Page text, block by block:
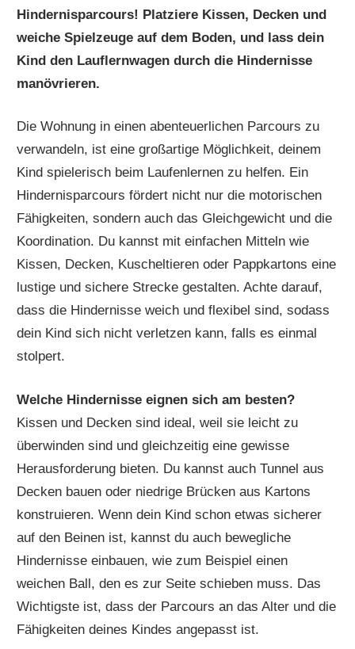
Hindernisparcours! Platziere Kissen, Decken und
weiche Spielzeuge auf dem Boden, und lass dein
Kind den Lauflernwagen durch die Hindernisse
manövrieren.
Die Wohnung in einen abenteuerlichen Parcours zu
verwandeln, ist eine großartige Möglichkeit, deinem
Kind spielerisch beim Laufenlernen zu helfen. Ein
Hindernisparcours fördert nicht nur die motorischen
Fähigkeiten, sondern auch das Gleichgewicht und die
Koordination. Du kannst mit einfachen Mitteln wie
Kissen, Decken, Kuscheltieren oder Pappkartons eine
lustige und sichere Strecke gestalten. Achte darauf,
dass die Hindernisse weich und flexibel sind, sodass
dein Kind sich nicht verletzen kann, falls es einmal
stolpert.
Welche Hindernisse eignen sich am besten?
Kissen und Decken sind ideal, weil sie leicht zu
überwinden sind und gleichzeitig eine gewisse
Herausforderung bieten. Du kannst auch Tunnel aus
Decken bauen oder niedrige Brücken aus Kartons
konstruieren. Wenn dein Kind schon etwas sicherer
auf den Beinen ist, kannst du auch bewegliche
Hindernisse einbauen, wie zum Beispiel einen
weichen Ball, den es zur Seite schieben muss. Das
Wichtigste ist, dass der Parcours an das Alter und die
Fähigkeiten deines Kindes angepasst ist.